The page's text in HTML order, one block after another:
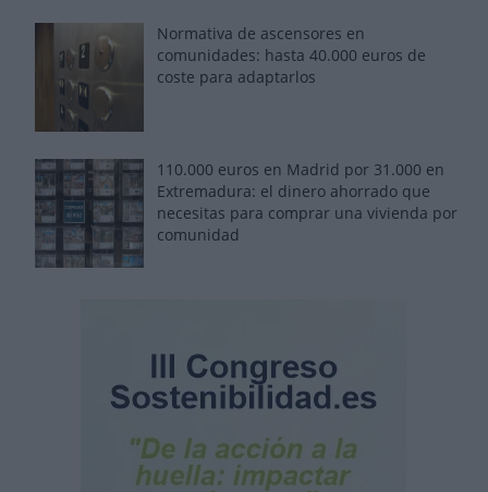
Normativa de ascensores en
comunidades: hasta 40.000 euros de
coste para adaptarlos
110.000 euros en Madrid por 31.000 en
Extremadura: el dinero ahorrado que
necesitas para comprar una vivienda por
comunidad